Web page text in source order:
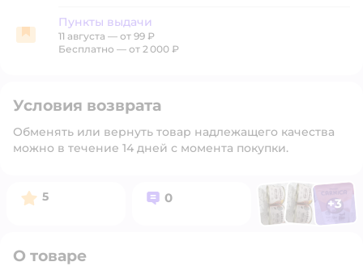
Пункты выдачи
Пункты выдачи
11 августа — от 99 ₽
Бесплатно — от 2 000 ₽
Условия возврата
Обменять или вернуть товар надлежащего качества
можно в течение 14 дней с момента покупки.
Рейтинг:
5 Вопросов:
0 ФотоФотоФото
+3
Открыть
О товаре